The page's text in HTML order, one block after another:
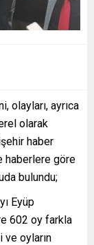
olayları, ayrıca
olarak
haber
haberlere göre
bulundu;
Eyüp
602 oy farkla
ve oyların